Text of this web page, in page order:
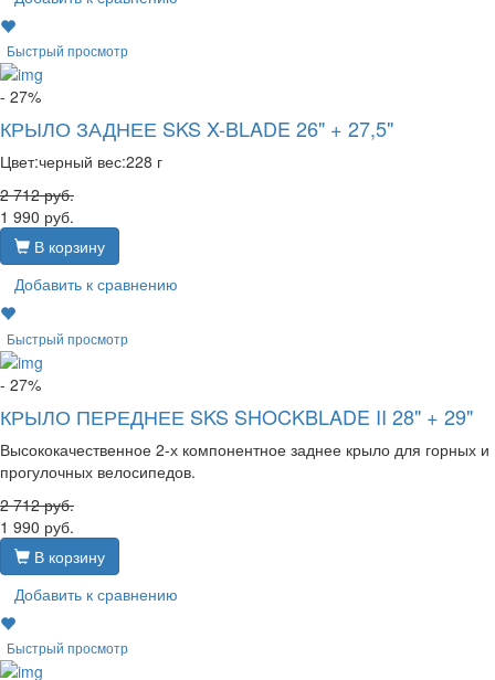
Быстрый просмотр
- 27%
КРЫЛО ЗАДНЕЕ SKS X-BLADE 26" + 27,5"
Цвет:черный вес:228 г
2 712руб.
1 990 руб.
В корзину
Добавить к сравнению
Быстрый просмотр
- 27%
КРЫЛО ПЕРЕДНЕЕ SKS SHOCKBLADE II 28" + 29"
Высококачественное 2-х компонентное заднее крыло для горных и
прогулочных велосипедов.
2 712руб.
1 990 руб.
В корзину
Добавить к сравнению
Быстрый просмотр